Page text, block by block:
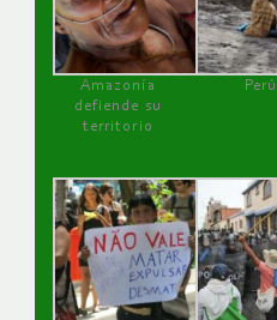
Amazonía
defiende su
territorio
Perú